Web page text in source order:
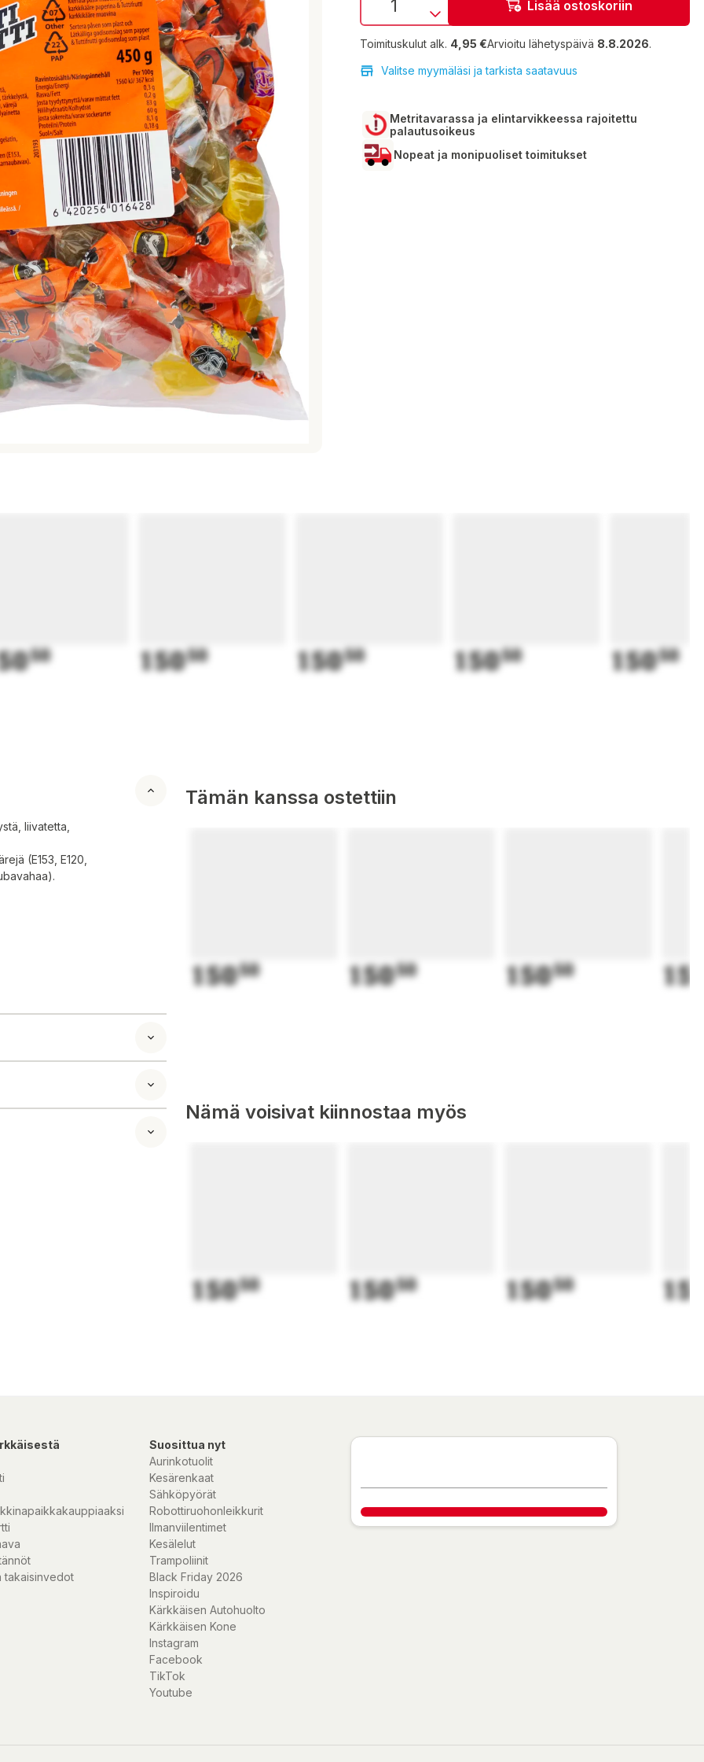
Lisää ostoskoriin
Toimituskulut alk. 4,95 €Arvioitu lähetyspäivä 8.8.2026.
Valitse myymäläsi ja tarkista saatavuus
Metritavarassa ja elintarvikkeessa rajoitettu
palautusoikeus
Nopeat ja monipuoliset toimitukset
50 15050 15050 15050 15050
liivatetta,
(E153, E120,
Tämän kanssa ostettiin
15050 15050 15050
Nämä voisivat kiinnostaa myös
15050 15050 15050
takaisinvedot
Suosittua nyt
Aurinkotuolit
Kesärenkaat
Sähköpyörät
Robottiruohonleikkurit
Ilmanviilentimet
Kesälelut
Trampoliinit
Black Friday 2026
Inspiroidu
Kärkkäisen Autohuolto
Kärkkäisen Kone
Instagram
Facebook
TikTok
Youtube